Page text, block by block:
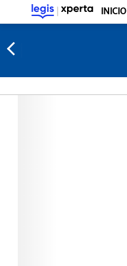
INICIO